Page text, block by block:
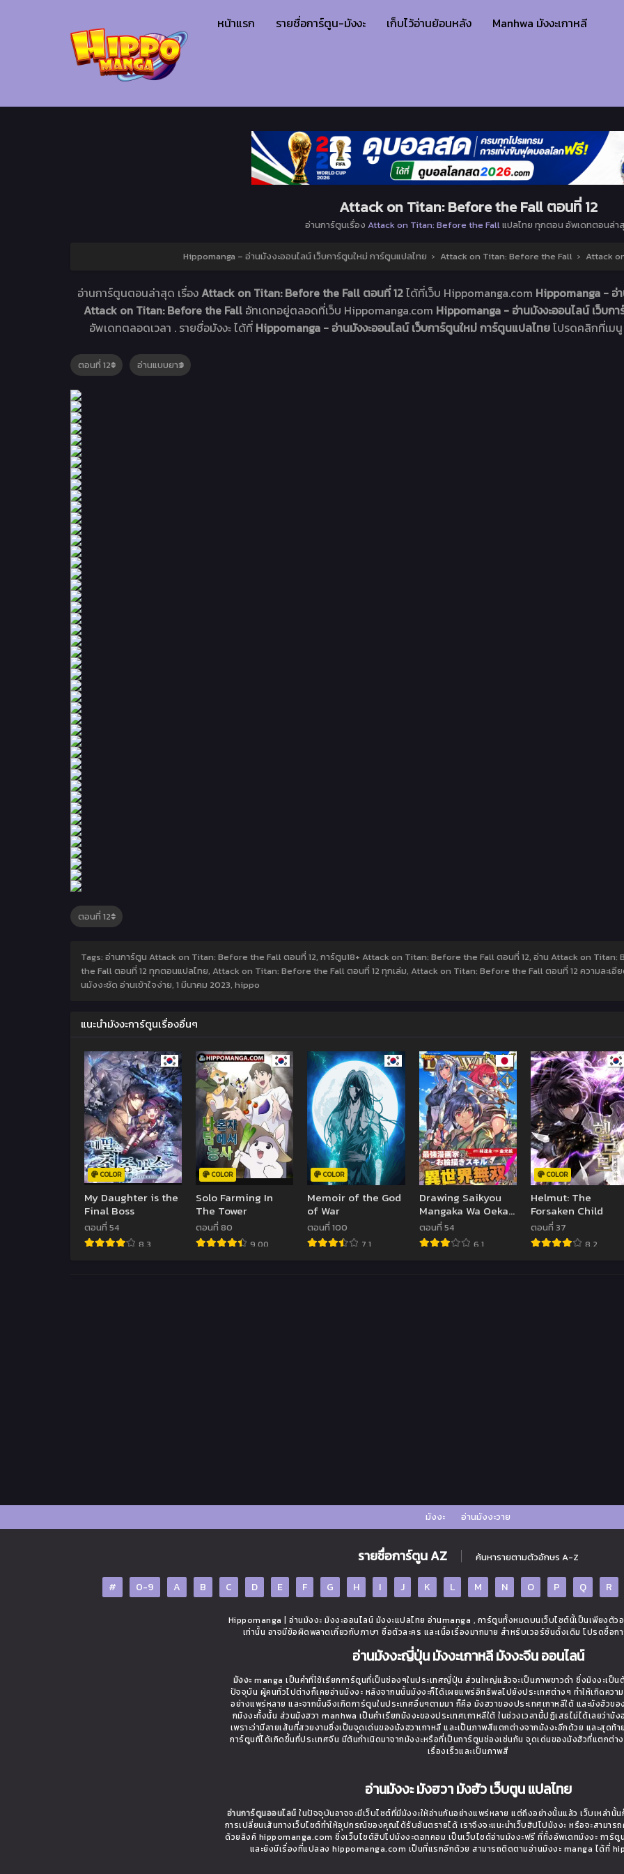
หน้าแรก รายชื่อการ์ตูน-มังงะ เก็บไว้อ่านย้อนหลัง Manhwa มังงะเกาหลี
Attack on Titan: Before the Fall ตอนที่ 12
อ่านการ์ตูนเรื่อง Attack on Titan: Before the Fallแปลไทย ทุกตอน อัพเดทตอนล่า
Hippomanga – อ่านมังงะออนไลน์ เว็บการ์ตูนใหม่ การ์ตูนแปลไทย › Attack on Titan: Before the Fall › Attack
อ่านการ์ตูนตอนล่าสุด เรื่องAttack on Titan: Before the Fall ตอนที่ 12ได้ที่เว็บ Hippomanga.com Hippomanga - อ่
Attack on Titan: Before the Fall อัทเดทอยู่ตลอดที่เว็บ Hippomanga.com Hippomanga - อ่านมังงะออนไลน์ เว็บก
อัพเดทตลอดเวลา . รายชื่อมังงะ ได้ที่ Hippomanga - อ่านมังงะออนไลน์ เว็บการ์ตูนใหม่ การ์ตูนแปลไทยโปรดคลิกที่เมนู
Tags: อ่านการ์ตูน Attack on Titan: Before the Fall ตอนที่ 12, การ์ตูน18+ Attack on Titan: Before the Fall ตอนที่ 12, อ่าน Attack on
the Fall ตอนที่ 12 ทุกตอนแปลไทย, Attack on Titan: Before the Fall ตอนที่ 12 ทุกเล่ม, Attack on Titan: Before the Fall ตอนที่ 12 ความละเ
นมังงะชัด อ่านเข้าใจง่าย, 1 มีนาคม 2023, hippo
แนะนำมังงะการ์ตูนเรื่องอื่นๆ
COLOR
My Daughter is the
Final Boss
ตอนที่ 54
8.3
COLOR
Solo Farming In
The Tower
ตอนที่ 80
9.00
COLOR
Memoir of the God
of War
ตอนที่ 100
7.1
Drawing Saikyou
Mangaka Wa Oekaki
Skill De Isekai
Musou Suru!
ตอนที่ 54
6.1
COLOR
Helmut: The
Forsaken Child
ตอนที่ 37
8.2
มังงะ อ่านมังงะวาย
รายชื่อการ์ตูน AZ ค้นหารายตามตัวอักษร A-Z
# 0-9 A B C D E F G H I J K L M N O P Q R
Hippomanga | อ่านมังงะ มังงะออนไลน์ มังงะแปลไทย อ่านmanga , การ์ตูนทั้งหมดบนเว็บไซต์นี้เป็นเพียงตั
เท่านั้น อาจมีข้อผิดพลาดเกี่ยวกับภาษา ชื่อตัวละคร และเนื้อเรื่องมากมาย สำหรับเวอร์ชันดั้งเดิม โปรดซื้อก
อ่านมังงะญี่ปุ่น มังงะเกาหลี มังงะจีน ออนไลน์
มังงะmanga เป็นคำที่ใช้เรียกการ์ตูนที่เป็นช่องๆในประเทศญี่ปุ่น ส่วนใหญ่แล้วจะเป็นภาพขาวดำ ซึ่งมังงะเป็น
ปัจจุบัน ผู้คนทั่วไปต่างก็เคยอ่านมังงะ หลังจากนนั้นมังงะก็ได้เผยแพร่อิทธิพลไปยังประเทศต่างๆ ทำให้เกิดควา
อย่างแพร่หลาย และจากนั้นจึงเกิดการ์ตูนในประเทศอื่นๆตามมา ก็คือ มังฮวาของประเทศเกาหลีใต้ และมังฮัวขอ
กมังงะทั้งนั้น ส่วนมังฮวา manhwa เป็นคำเรียกมังงะของประเทศเกาหลีใต้ ในช่วงเวลานี้ปฏิเสธไม่ได้เลยว่ามั
เพราะว่ามีลายเส้นที่สวยงามซึ่งเป็นจุดเด่นของมังฮวาเกาหลี และเป็นภาพสีแตกต่างจากมังงะอีกด้วย และสุดท้า
การ์ตูนที่ได้เกิดขึ้นที่ประเทศจีน มีต้นกำเนิดมาจากมังงะหรือที่เป็นการ์ตูนช่องเช่นกัน จุดเด่นของมังฮัวที่แตกต่า
เรื่องเร็วและเป็นภาพสี
อ่านมังงะ มังฮวา มังฮัว เว็บตูน แปลไทย
อ่านการ์ตูนออนไลน์ ในปัจจุบันอาจจะมีเว็บไซต์ที่มีมังงะให้อ่านกันอย่างแพร่หลาย แต่ถึงอย่างนั้นแล้ว เว็บเหล่านั้
การเปลี่ยนเส้นทางเว็บไซต์ทำให้อุปกรณ์ของคุณได้รับอันตรายได้ เราจึงจะแนะนำเว็บฮิปโปมังงะ หรือจะสามา
ด้วยลิงค์ hippomanga.com ซึ่งเว็บไซต์ฮิปโปมังงะดอทคอม เป็นเว็บไซต์อ่านมังงะฟรี ที่ทั้งอัพเดทมังงะ การ์ตู
และยังมีเรื่องที่แปลลง hippomanga.com เป็นที่แรกอีกด้วย สามารถติดตามอ่านมังงะ manga ได้ที่